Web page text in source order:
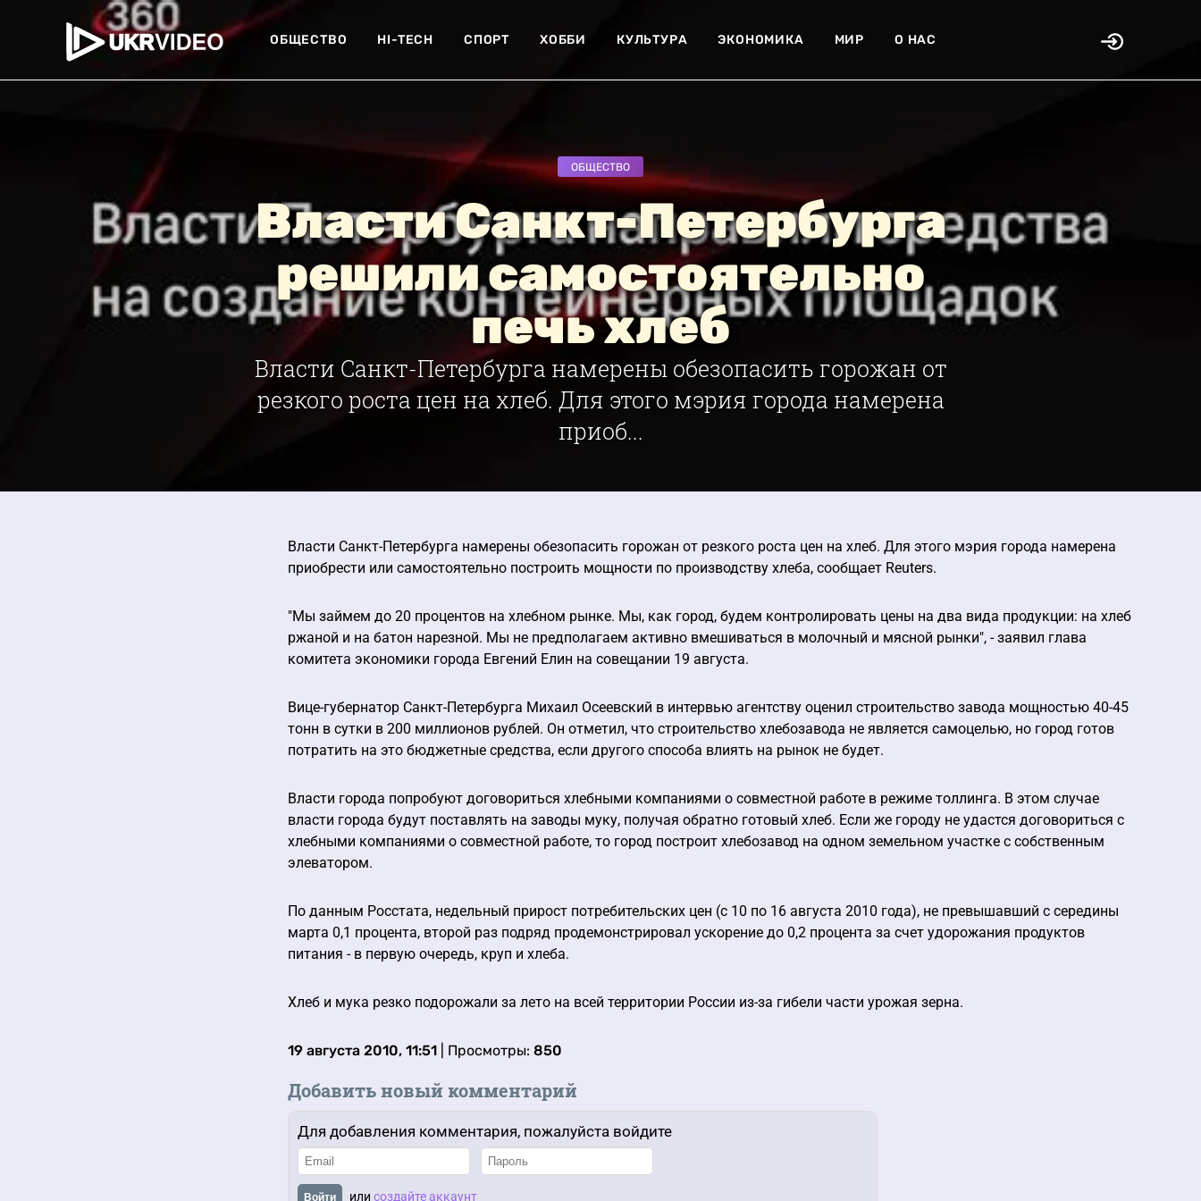
ОБЩЕСТВО HI-TECH СПОРТ ХОББИ КУЛЬТУРА ЭКОНОМИКА МИР О НАС
ОБЩЕСТВО
Власти Санкт-Петербурга
решили самостоятельно
печь хлеб
Власти Санкт-Петербурга намерены обезопасить горожан от
резкого роста цен на хлеб. Для этого мэрия города намерена
приоб...
Власти Санкт-Петербурга намерены обезопасить горожан от резкого роста цен на хлеб. Для этого мэрия города намерена
приобрести или самостоятельно построить мощности по производству хлеба, сообщает Reuters.
"Мы займем до 20 процентов на хлебном рынке. Мы, как город, будем контролировать цены на два вида продукции: на хлеб
ржаной и на батон нарезной. Мы не предполагаем активно вмешиваться в молочный и мясной рынки", - заявил глава
комитета экономики города Евгений Елин на совещании 19 августа.
Вице-губернатор Санкт-Петербурга Михаил Осеевский в интервью агентству оценил строительство завода мощностью 40-45
тонн в сутки в 200 миллионов рублей. Он отметил, что строительство хлебозавода не является самоцелью, но город готов
потратить на это бюджетные средства, если другого способа влиять на рынок не будет.
Власти города попробуют договориться хлебными компаниями о совместной работе в режиме толлинга. В этом случае
власти города будут поставлять на заводы муку, получая обратно готовый хлеб. Если же городу не удастся договориться с
хлебными компаниями о совместной работе, то город построит хлебозавод на одном земельном участке с собственным
элеватором.
По данным Росстата, недельный прирост потребительских цен (с 10 по 16 августа 2010 года), не превышавший с середины
марта 0,1 процента, второй раз подряд продемонстрировал ускорение до 0,2 процента за счет удорожания продуктов
питания - в первую очередь, круп и хлеба.
Хлеб и мука резко подорожали за лето на всей территории России из-за гибели части урожая зерна.
19 августа 2010, 11:51 | Просмотры: 850
Добавить новый комментарий
Для добавления комментария, пожалуйста войдите
Войти или создайте аккаунт